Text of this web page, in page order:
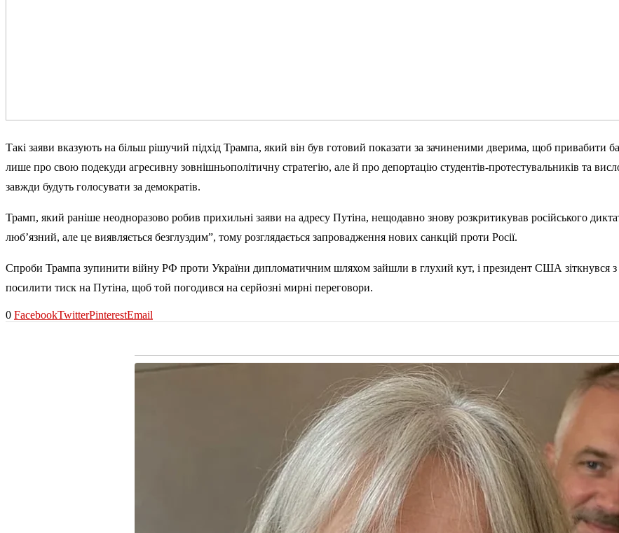
Такі заяви вказують на більш рішучий підхід Трампа, який він був готовий показати за зачиненими дверима, щоб привабити
лише про свою подекуди агресивну зовнішньополітичну стратегію, але й про депортацію студентів-протестувальників та
завжди будуть голосувати за демократів.
Трамп, який раніше неодноразово робив прихильні заяви на адресу Путіна, нещодавно знову розкритикував російського
люб’язний, але це виявляється безглуздим”, тому розглядається запровадження нових санкцій проти Росії.
Спроби Трампа зупинити війну РФ проти України дипломатичним шляхом зайшли в глухий кут, і президент США зіткнувся з
посилити тиск на Путіна, щоб той погодився на серйозні мирні переговори.
0 FacebookTwitterPinterestEmail